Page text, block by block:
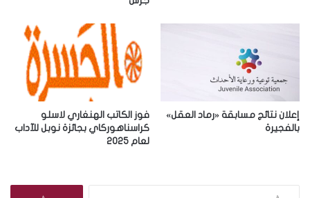
إعلان نتائج مسابقة «رماد العقل»
بالفجيرة
فوز الكاتب الهنغاري لاسلو
كراسناهوركاي بجائزة نوبل للآداب
لعام 2025